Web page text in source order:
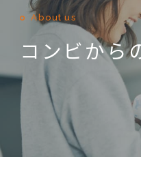
About us
コンビから